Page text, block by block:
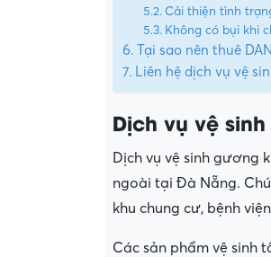
Cải thiện tình
Không có bụi khi
Tại sao nên thuê
Liên hệ dịch vụ vệ
Dịch vụ vệ
Dịch vụ vệ sinh gương
ngoài tại Đà Nẵng.
khu chung cư, bệnh
Các sản phẩm vệ sinh